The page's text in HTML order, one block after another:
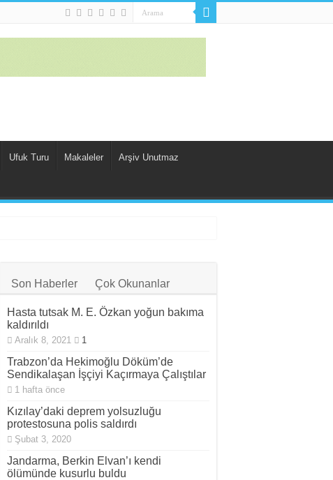
Ufuk Turu Makaleler Arşiv Unutmaz
Son Haberler Çok Okunanlar
Hasta tutsak M. E. Özkan yoğun bakıma
kaldırıldı
Aralık 8, 2021 1
Trabzon’da Hekimoğlu Döküm’de
Sendikalaşan İşçiyi Kaçırmaya Çalıştılar
1 hafta önce
Kızılay’daki deprem yolsuzluğu
protestosuna polis saldırdı
Şubat 3, 2020
Jandarma, Berkin Elvan’ı kendi
ölümünde kusurlu buldu